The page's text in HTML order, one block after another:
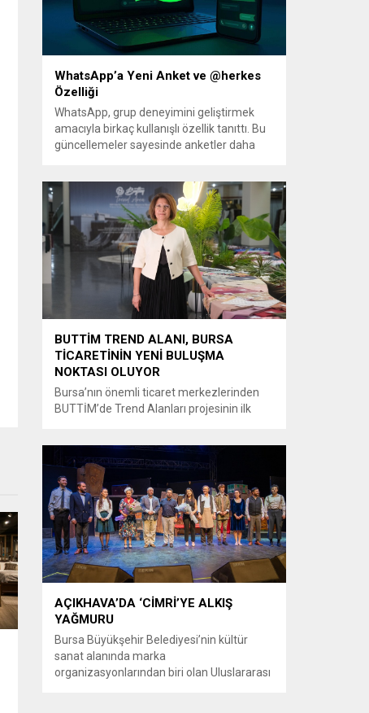
kurumlarınca tespiti...
WhatsApp’a Yeni Anket ve @herkes
Özelliği
WhatsApp, grup deneyimini geliştirmek
amacıyla birkaç kullanışlı özellik tanıttı. Bu
güncellemeler sayesinde anketler daha
çekmek kolaylaşıyor. Platforma eklenen
yenilikler, grup içi organizasyonları ve
duyuruları yönetmeyi daha pratik bir hâle
getiriyor. Aşağıda öne çıkan değişiklikler ve
kullanım notları özetlenmiştir. Anketlerde
esneklik ve...
BUTTİM TREND ALANI, BURSA
TİCARETİNİN YENİ BULUŞMA
NOKTASI OLUYOR
Bursa’nın önemli ticaret merkezlerinden
BUTTİM’de Trend Alanları projesinin ilk
birlikte tüm BUTTİM üreticilerinin en trend
ürünlerinin tek alanda buluşturulması
hedefleniyor. Bursa’nın önemli ticaret
merkezlerinden BUTTİM’de, ticaretin ve
sektörlerin buluşma noktası olacak yeni bir
proje hayata geçirildi. Trend Alanları ile
BUTTİM’de faaliyet gösteren firmaların...
AÇIKHAVA’DA ‘CİMRİ’YE ALKIŞ
YAĞMURU
Bursa Büyükşehir Belediyesi’nin kültür
sanat alanında marka
organizasyonlarından biri olan Uluslararası